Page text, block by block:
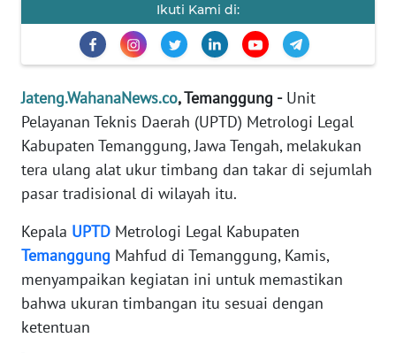
Ikuti Kami di:
Jateng.WahanaNews.co, Temanggung -Unit
Pelayanan Teknis Daerah (UPTD) Metrologi Legal
Kabupaten Temanggung, Jawa Tengah, melakukan
tera ulang alat ukur timbang dan takar di sejumlah
pasar tradisional di wilayah itu.
Kepala UPTD Metrologi Legal Kabupaten
Temanggung Mahfud di Temanggung, Kamis,
menyampaikan kegiatan ini untuk memastikan
bahwa ukuran timbangan itu sesuai dengan
ketentuan
TENTANG
KAMI
PEDOMAN
SIBER
REDAKSI
KARIR